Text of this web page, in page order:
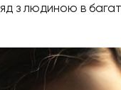
з людиною в